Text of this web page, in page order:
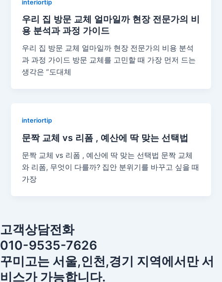
interiortip
우리 집 방문 교체 얼마일까 현장 전문가의 비
용 분석과 과정 가이드
우리 집 방문 교체 얼마일까 현장 전문가의 비용 분석
과 과정 가이드 방문 교체를 고민할 때 가장 먼저 드는
생각은 “도대체
interiortip
문짝 교체 vs 리폼 , 예산에 딱 맞는 선택법
문짝 교체 vs 리폼 , 예산에 딱 맞는 선택법 문짝 교체
와 리폼, 무엇이 다를까? 집안 분위기를 바꾸고 싶을 때
가장
고객상담전화
010-9535-7626
꾸미고는 서울,인천,경기 지역에서만 서
비스가 가능합니다.